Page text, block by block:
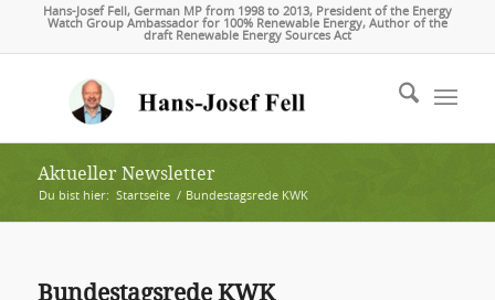
Hans-Josef Fell, German MP from 1998 to 2013, President of the Energy
Watch Group Ambassador for 100% Renewable Energy, Author of the
draft Renewable Energy Sources Act
Aktueller Newsletter
Du bist hier: Startseite / Bundestagsrede KWK
Bundestagsrede KWK